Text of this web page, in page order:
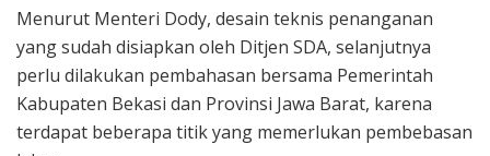
Menurut Menteri Dody, desain teknis penanganan
yang sudah disiapkan oleh Ditjen SDA, selanjutnya
perlu dilakukan pembahasan bersama Pemerintah
Kabupaten Bekasi dan Provinsi Jawa Barat, karena
terdapat beberapa titik yang memerlukan pembebasan